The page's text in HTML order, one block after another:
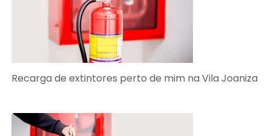
Recarga de extintores perto de mim na Vila Joaniza